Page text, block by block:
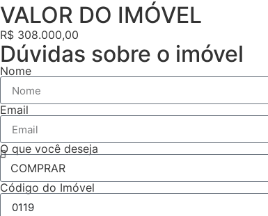
VALOR DO IMÓVEL
R$ 308.000,00
Dúvidas sobre o imóvel
Nome
Email
O que você deseja
Código do Imóvel